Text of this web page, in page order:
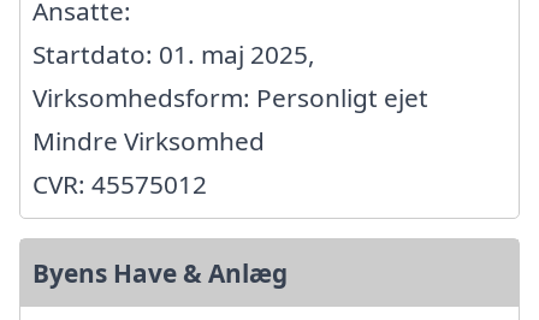
Ansatte:
Startdato: 01. maj 2025,
Virksomhedsform: Personligt ejet
Mindre Virksomhed
CVR: 45575012
Byens Have & Anlæg